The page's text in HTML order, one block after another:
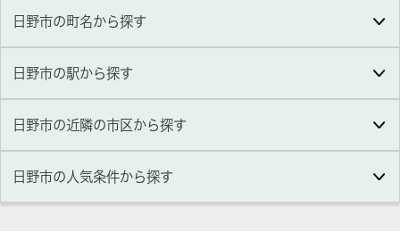
日野市の町名から探す
日野市の駅から探す
日野市の近隣の市区から探す
日野市の人気条件から探す